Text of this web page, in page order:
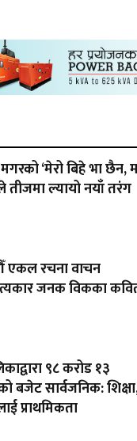
‘मेरो बिहे भा छैन,
तीजमा ल्यायो नयाँ तरंग
एकल रचना वाचन
जनक विकका
९८ करोड १३
बजेट सार्वजनिक:
प्राथमिकता